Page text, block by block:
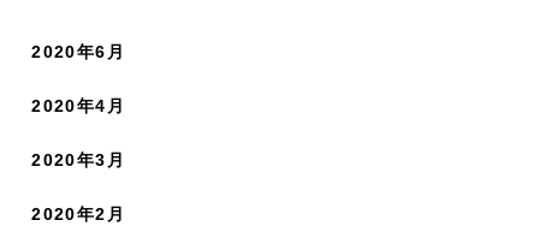
2020年6月
2020年4月
2020年3月
2020年2月